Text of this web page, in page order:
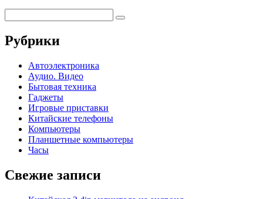
Рубрики
Автоэлектроника
Аудио. Видео
Бытовая техника
Гаджеты
Игровые приставки
Китайские телефоны
Компьютеры
Планшетные компьютеры
Часы
Свежие записи